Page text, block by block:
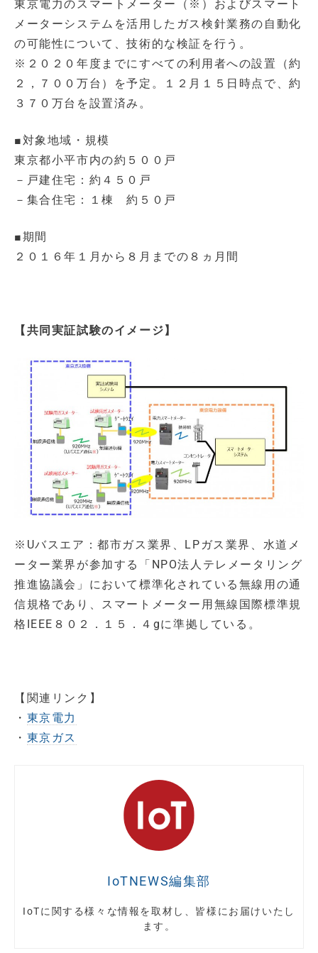
東京電力のスマートメーター（※）およびスマート
メーターシステムを活用したガス検針業務の自動化
の可能性について、技術的な検証を行う。
※２０２０年度までにすべての利用者への設置（約
２，７００万台）を予定。１２月１５日時点で、約
３７０万台を設置済み。
■対象地域・規模
東京都小平市内の約５００戸
－戸建住宅：約４５０戸
－集合住宅：１棟 約５０戸
■期間
２０１６年１月から８月までの８ヵ月間
【共同実証試験のイメージ】
※Uバスエア：都市ガス業界、LPガス業界、水道メ
ーター業界が参加する「NPO法人テレメータリング
推進協議会」において標準化されている無線用の通
信規格であり、スマートメーター用無線国際標準規
格IEEE８０２．１５．４gに準拠している。
【関連リンク】
・ 東京電力
・ 東京ガス
IoTNEWS編集部
IoTに関する様々な情報を取材し、皆様にお届けいたし
ます。